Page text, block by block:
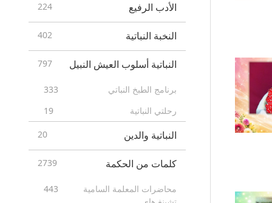
الأدب الرفيع 224
النخبة النباتية 402
النباتية أسلوب العيش النبيل 797
برنامج الطبخ النباتي
333
رحلتي النباتية
19
النباتية والدين 20
كلمات من الحكمة 2739
محاضرات المعلمة السامية
443